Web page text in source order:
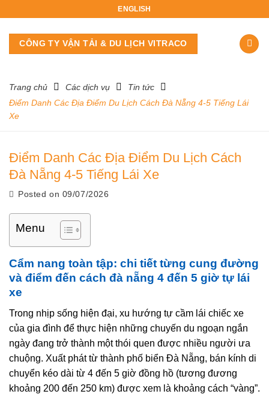
content
ENGLISH
CÔNG TY VẬN TẢI & DU LỊCH VITRACO
Trang chủ Các dịch vụ
Tin tức
Điểm Danh Các Địa Điểm Du Lịch Cách Đà Nẵng 4-5 Tiếng Lái
Xe
Điểm Danh Các Địa Điểm Du Lịch Cách
Đà Nẵng 4-5 Tiếng Lái Xe
Posted on 09/07/2026
Menu
Cẩm nang toàn tập: chi tiết từng cung đường
và điểm đến cách đà nẵng 4 đến 5 giờ tự lái
xe
Trong nhịp sống hiện đại, xu hướng tự cầm lái chiếc xe
của gia đình để thực hiện những chuyến du ngoạn ngắn
ngày đang trở thành một thói quen được nhiều người ưa
chuộng. Xuất phát từ thành phố biển Đà Nẵng, bán kính di
chuyển kéo dài từ 4 đến 5 giờ đồng hồ (tương đương
khoảng 200 đến 250 km) được xem là khoảng cách “vàng”.